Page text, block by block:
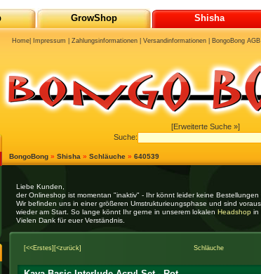
Liebe Kunden,
der Onlineshop ist momentan "inaktiv" - Ihr könnt leider keine Bestellungen
Wir befinden uns in einer größeren Umstrukturieungsphase und sind
wieder am Start. So lange könnt Ihr gerne in unserem lokalen Headshop in
Vielen Dank für euer Verständnis.
[<<Erstes] [<zurück] Schläuche
BongoBong » Shisha » Schläuche » 640539
GrowShop Shisha
[Erweiterte Suche »]
Suche:
Home| Impressum Zahlungsinformationen| Versandinformationen| BongoBong AGB